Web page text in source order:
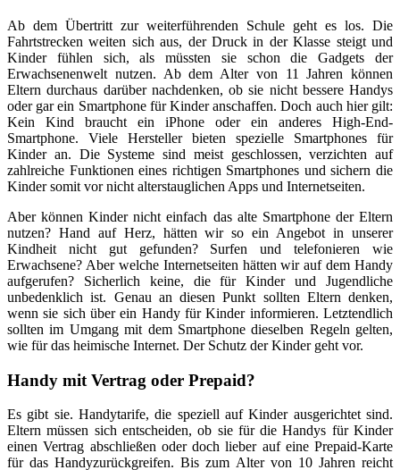
Ab dem Übertritt zur weiterführenden Schule geht es los. Die
Fahrtstrecken weiten sich aus, der Druck in der Klasse steigt und
Kinder fühlen sich, als müssten sie schon die Gadgets der
Erwachsenenwelt nutzen. Ab dem Alter von 11 Jahren können
Eltern durchaus darüber nachdenken, ob sie nicht bessere Handys
oder gar ein Smartphone für Kinder anschaffen. Doch auch hier gilt:
Kein Kind braucht ein iPhone oder ein anderes High-End-
Smartphone. Viele Hersteller bieten spezielle Smartphones für
Kinder an. Die Systeme sind meist geschlossen, verzichten auf
zahlreiche Funktionen eines richtigen Smartphones und sichern die
Kinder somit vor nicht alterstauglichen Apps und Internetseiten.
Aber können Kinder nicht einfach das alte Smartphone der Eltern
nutzen? Hand auf Herz, hätten wir so ein Angebot in unserer
Kindheit nicht gut gefunden? Surfen und telefonieren wie
Erwachsene? Aber welche Internetseiten hätten wir auf dem Handy
aufgerufen? Sicherlich keine, die für Kinder und Jugendliche
unbedenklich ist. Genau an diesen Punkt sollten Eltern denken,
wenn sie sich über ein Handy für Kinder informieren. Letztendlich
sollten im Umgang mit dem Smartphone dieselben Regeln gelten,
wie für das heimische Internet. Der Schutz der Kinder geht vor.
Handy mit Vertrag oder Prepaid?
Es gibt sie. Handytarife, die speziell auf Kinder ausgerichtet sind.
Eltern müssen sich entscheiden, ob sie für die Handys für Kinder
einen Vertrag abschließen oder doch lieber auf eine Prepaid-Karte
für das Handyzurückgreifen. Bis zum Alter von 10 Jahren reicht